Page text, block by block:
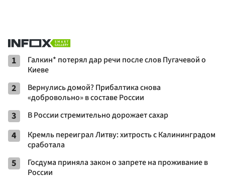
1
Галкин* потерял дар речи после слов Пугачевой о
Киеве
2
Вернулись домой? Прибалтика снова
«добровольно» в составе России
3 В России стремительно дорожает сахар
4
Кремль переиграл Литву: хитрость с Калининградом
сработала
5
Госдума приняла закон о запрете на проживание в
России